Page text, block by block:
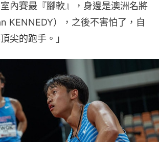
內賽最『腳軟』，身邊是澳洲名將
KENNEDY），之後不害怕了，自
尖的跑手。」